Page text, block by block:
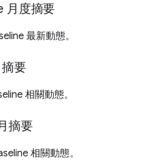
月度摘要
最新動態。
要
相關動態。
摘要
相關動態。